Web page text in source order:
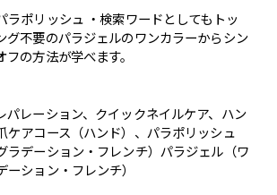
ラポリッシュ ・検索ワードとしてもトッ
グ不要のパラジェルのワンカラーからシン
の方法が学べます。
パレーション、クイックネイルケア、ハン
ケアコース（ハンド）、パラポリッシュ
ラデーション・フレンチ）パラジェル（ワ
ション・フレンチ）